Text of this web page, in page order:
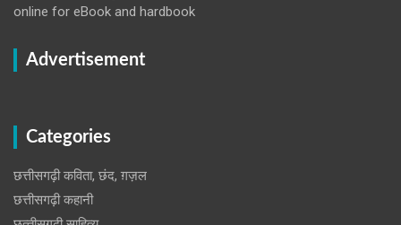
online for eBook and hardbook
Advertisement
Categories
छत्तीसगढ़ी कविता, छंद, ग़ज़ल
छत्तीसगढ़ी कहानी